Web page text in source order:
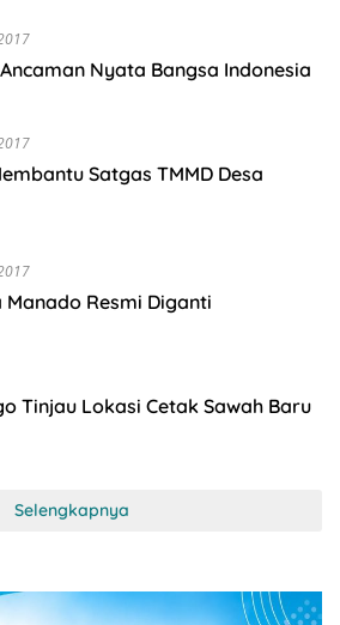
Nyata Bangsa Indonesia
Satgas TMMD Desa
Resmi Diganti
Tinjau Lokasi Cetak Sawah Baru
Selengkapnya